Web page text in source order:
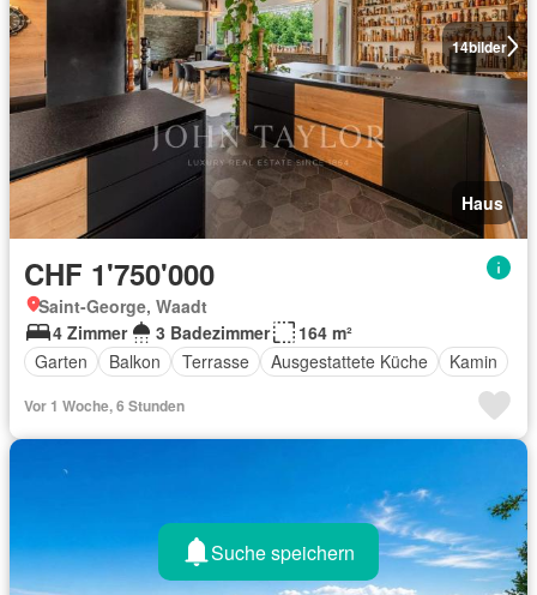
14bilder
Haus
CHF 1'750'000
Saint-George, Waadt
4 Zimmer
3 Badezimmer
164 m²
Garten
Balkon Terrasse Ausgestattete Küche Kamin
Vor 1 Woche, 6 Stunden
Suche speichern